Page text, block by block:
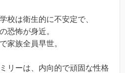
校は衛生的に不安定で、
恐怖が身近。
家族全員早世。
リーは、内向的で頑固な性格